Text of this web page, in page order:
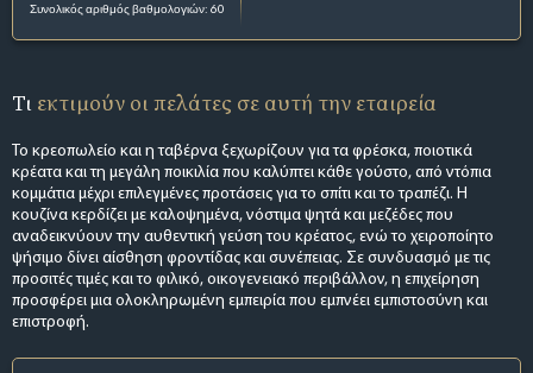
Συνολικός αριθμός βαθμολογιών: 60
Τι εκτιμούν οι πελάτες σε αυτή την εταιρεία
Το κρεοπωλείο και η ταβέρνα ξεχωρίζουν για τα φρέσκα, ποιοτικά
κρέατα και τη μεγάλη ποικιλία που καλύπτει κάθε γούστο, από ντόπια
κομμάτια μέχρι επιλεγμένες προτάσεις για το σπίτι και το τραπέζι. Η
κουζίνα κερδίζει με καλοψημένα, νόστιμα ψητά και μεζέδες που
αναδεικνύουν την αυθεντική γεύση του κρέατος, ενώ το χειροποίητο
ψήσιμο δίνει αίσθηση φροντίδας και συνέπειας. Σε συνδυασμό με τις
προσιτές τιμές και το φιλικό, οικογενειακό περιβάλλον, η επιχείρηση
προσφέρει μια ολοκληρωμένη εμπειρία που εμπνέει εμπιστοσύνη και
επιστροφή.